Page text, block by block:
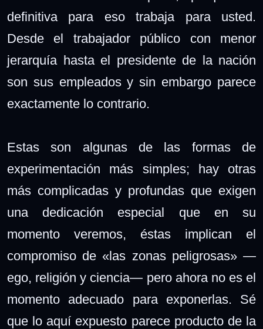
definitiva para eso trabaja para usted.
Desde el trabajador público con menor
jerarquía hasta el presidente de la nación
son sus empleados y sin embargo parece
exactamente lo contrario.
Estas son algunas de las formas de
experimentación más simples; hay otras
más complicadas y profundas que exigen
una dedicación especial que en su
momento veremos, éstas implican el
compromiso de «las zonas peligrosas» —
ego, religión y ciencia— pero ahora no es el
momento adecuado para exponerlas. Sé
que lo aquí expuesto parece producto de la